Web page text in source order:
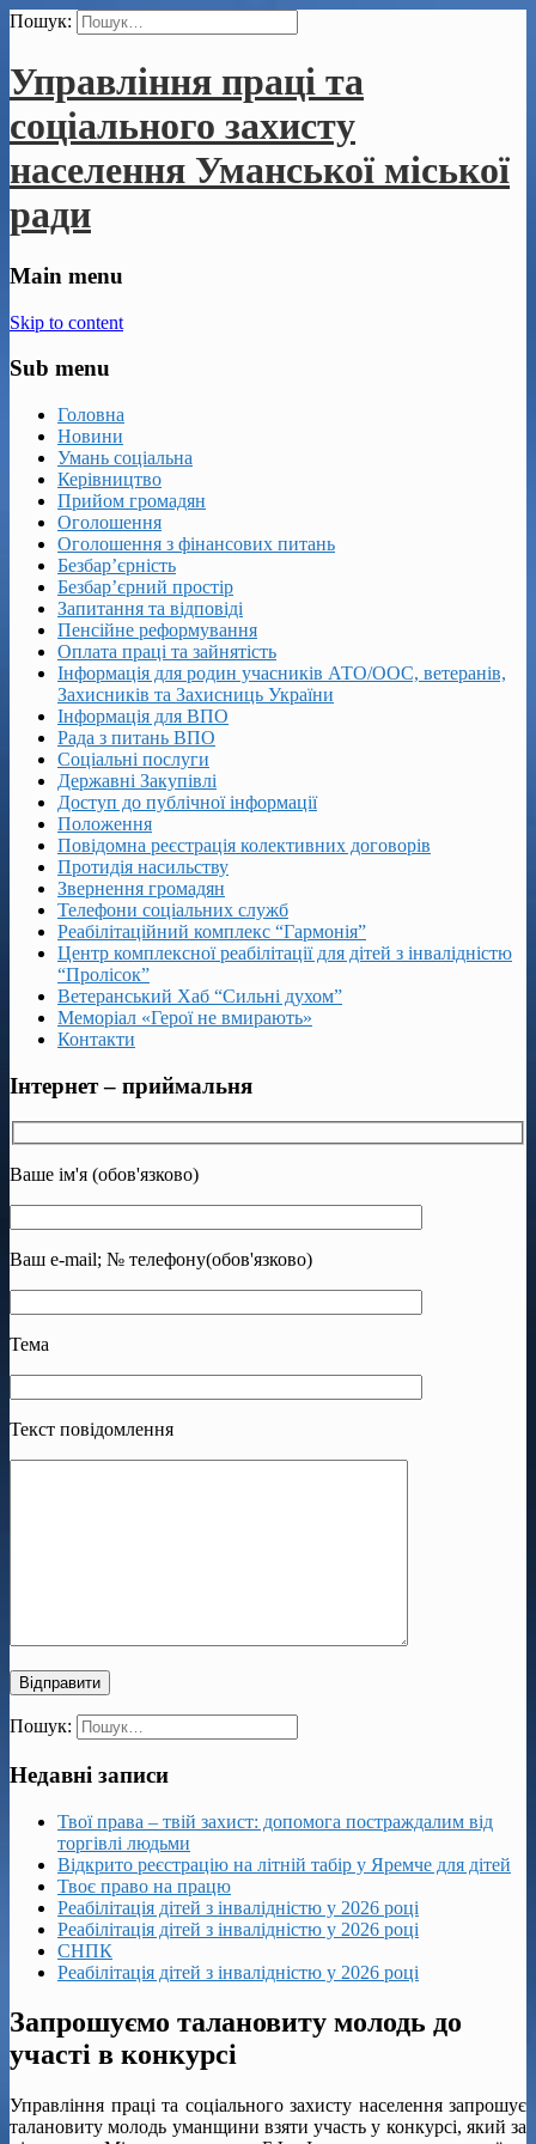
Пошук:
Управління праці та
соціального захисту
населення Уманської міської
ради
Main menu
Skip to content
Sub menu
Головна
Новини
Умань соціальна
Керівництво
Прийом громадян
Оголошення
Оголошення з фінансових питань
Безбар’єрність
Безбар’єрний простір
Запитання та відповіді
Пенсійне реформування
Оплата праці та зайнятість
Інформація для родин учасників АТО/ООС, ветеранів,
Захисників та Захисниць України
Інформація для ВПО
Рада з питань ВПО
Соціальні послуги
Державні Закупівлі
Доступ до публічної інформації
Положення
Повідомна реєстрація колективних договорів
Протидія насильству
Звернення громадян
Телефони соціальних служб
Реабілітаційний комплекс “Гармонія”
Центр комплексної реабілітації для дітей з інвалідністю
“Пролісок”
Ветеранський Хаб “Сильні духом”
Меморіал «Герої не вмирають»
Контакти
Інтернет – приймальня
Ваше ім'я (обов'язково)
Ваш e-mail; № телефону(обов'язково)
Тема
Текст повідомлення
Пошук:
Недавні записи
Твої права – твій захист: допомога постраждалим від
торгівлі людьми
Відкрито реєстрацію на літній табір у Яремче для дітей
Твоє право на працю
Реабілітація дітей з інвалідністю у 2026 році
Реабілітація дітей з інвалідністю у 2026 році
СНПК
Реабілітація дітей з інвалідністю у 2026 році
Запрошуємо талановиту молодь до
участі в конкурсі
Управління праці та соціального захисту населення запрошує
талановиту молодь уманщини взяти участь у конкурсі, який за